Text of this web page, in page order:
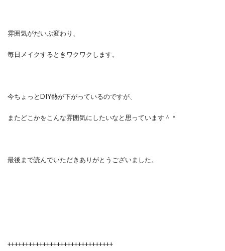
雰囲気がだいぶ変わり、
毎日メイクするときワクワクします。
今ちょっとDIY熱が下がっているのですが、
またどこかをこんな雰囲気にしたいなと思っています＾＾
最後まで読んでいただきありがとうございました。
++++++++++++++++++++++++++++++